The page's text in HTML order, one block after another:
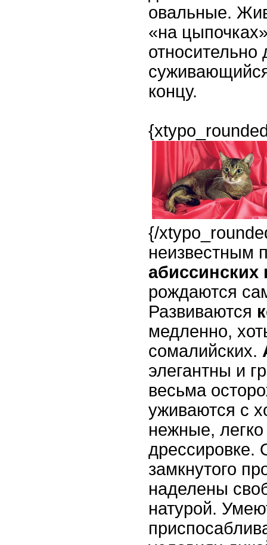
овальные.
«на
концу.
{/
неизвестным
абиссинских
рождаются
Развиваются
медленно,
сомалийских.
элегантны и
весьма
уживаются с
нежные,
дрессировке.
замкнутого
наделены
натурой.